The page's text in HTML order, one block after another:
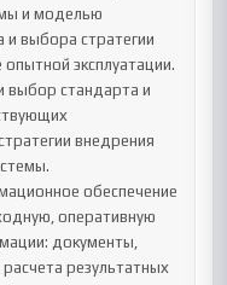
и моделью
и выбора стратегии
эксплуатации.
выбор стандарта и
внедрения
обеспечение
оперативную
документы,
результатных